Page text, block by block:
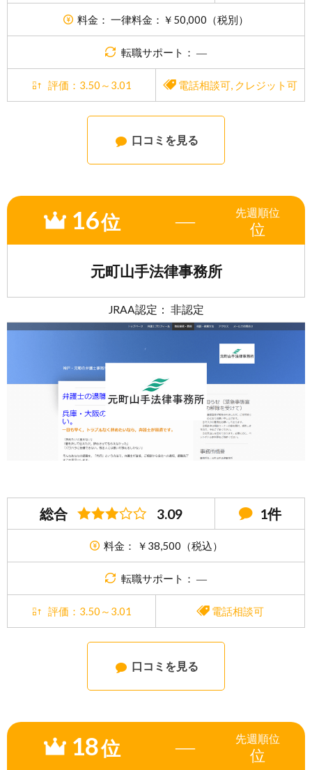
料金： 一律料金：￥50,000（税別）
転職サポート： ―
評価：3.50～3.01 電話相談可, クレジット可
口コミを見る
16位 ― 先週順位
位
元町山手法律事務所
JRAA認定： 非認定
総合 3.09 1件
料金： ￥38,500（税込）
転職サポート： ―
評価：3.50～3.01 電話相談可
口コミを見る
18位 ― 先週 順位
位